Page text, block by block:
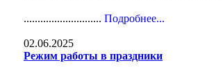
............................ Подробнее...
02.06.2025
Режим работы в праздники